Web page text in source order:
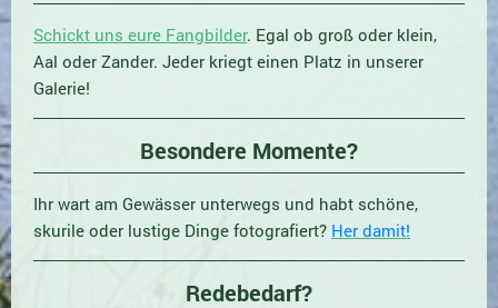
Schickt uns eure Fangbilder. Egal ob groß oder klein,
Aal oder Zander. Jeder kriegt einen Platz in unserer
Galerie!
Besondere Momente?
Ihr wart am Gewässer unterwegs und habt schöne,
skurile oder lustige Dinge fotografiert? Her damit!
Redebedarf?